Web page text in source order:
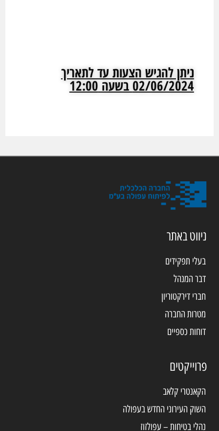
ניתן להגיש הצעות עד לתאריך
02/06/2024 בשעה 12:00
ניווט באתר
בעלי תפקידים
דבר המנהל
חברי דירקטוריון
מטרות החברה
דוחות כספיים
פרוייקטים
הקאנטרי קלאב
השוק העירוני החדש בעפולה
נהלי בטיחות – עפולָזוז